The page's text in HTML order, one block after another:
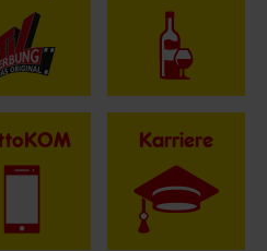
Karriere